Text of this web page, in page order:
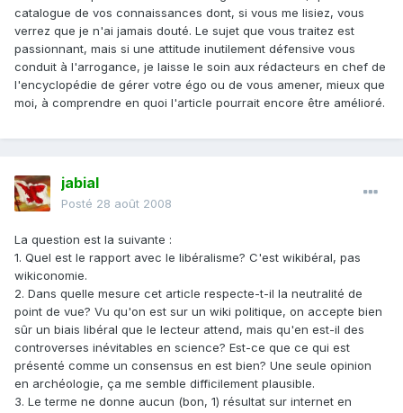
catalogue de vos connaissances dont, si vous me lisiez, vous
verrez que je n'ai jamais douté. Le sujet que vous traitez est
passionnant, mais si une attitude inutilement défensive vous
conduit à l'arrogance, je laisse le soin aux rédacteurs en chef de
l'encyclopédie de gérer votre égo ou de vous amener, mieux que
moi, à comprendre en quoi l'article pourrait encore être amélioré.
jabial
Posté 28 août 2008
La question est la suivante :
1. Quel est le rapport avec le libéralisme? C'est wikibéral, pas
wikiconomie.
2. Dans quelle mesure cet article respecte-t-il la neutralité de
point de vue? Vu qu'on est sur un wiki politique, on accepte bien
sûr un biais libéral que le lecteur attend, mais qu'en est-il des
controverses inévitables en science? Est-ce que ce qui est
présenté comme un consensus en est bien? Une seule opinion
en archéologie, ça me semble difficilement plausible.
3. Le terme ne donne aucun (bon, 1) résultat sur internet en